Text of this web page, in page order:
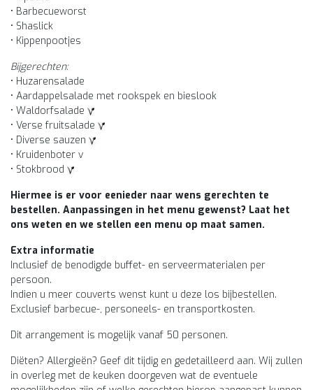
• Barbecueworst
• Shaslick
• Kippenpootjes
Bijgerechten:
• Huzarensalade
• Aardappelsalade met rookspek en bieslook
• Waldorfsalade
• Verse fruitsalade
• Diverse sauzen
• Kruidenboter v
• Stokbrood
Hiermee is er voor eenieder naar wens gerechten te
bestellen. Aanpassingen in het menu gewenst? Laat het
ons weten en we stellen een menu op maat samen.
Extra informatie
Inclusief de benodigde buffet- en serveermaterialen per
persoon.
Indien u meer couverts wenst kunt u deze los bijbestellen.
Exclusief barbecue-, personeels- en transportkosten.
Dit arrangement is mogelijk vanaf 50 personen.
Diëten? Allergieën? Geef dit tijdig en gedetailleerd aan. Wij zullen
in overleg met de keuken doorgeven wat de eventuele